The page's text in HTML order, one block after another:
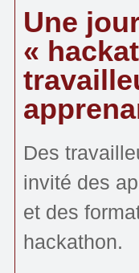
Une
«
Des
invité des
et des
hackathon.